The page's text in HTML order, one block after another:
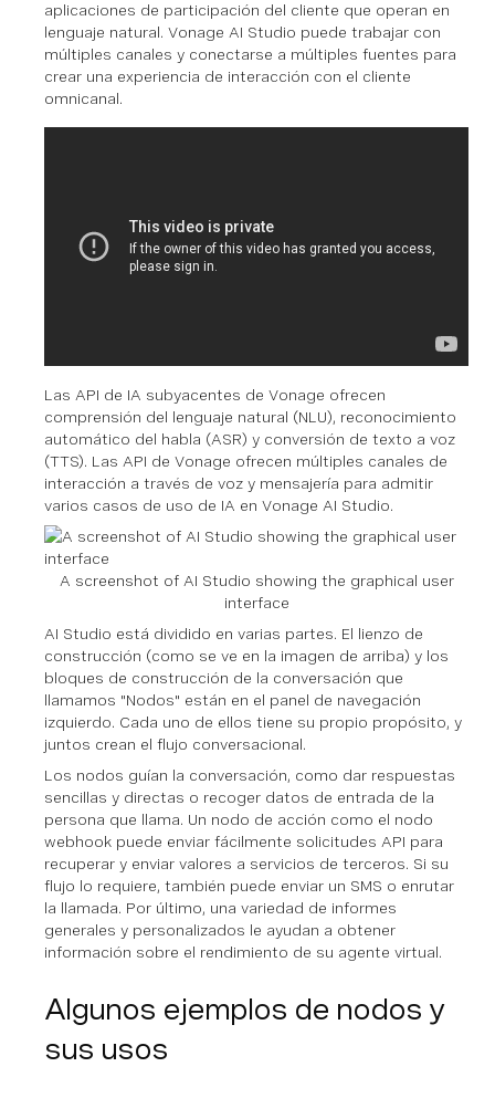
aplicaciones de participación del cliente que operan en
lenguaje natural. Vonage AI Studio puede trabajar con
múltiples canales y conectarse a múltiples fuentes para
crear una experiencia de interacción con el cliente
omnicanal.
Las API de IA subyacentes de Vonage ofrecen
comprensión del lenguaje natural (NLU), reconocimiento
automático del habla (ASR) y conversión de texto a voz
(TTS). Las API de Vonage ofrecen múltiples canales de
interacción a través de voz y mensajería para admitir
varios casos de uso de IA en Vonage AI Studio.
A screenshot of AI Studio showing the graphical user
interface
AI Studio está dividido en varias partes. El lienzo de
construcción (como se ve en la imagen de arriba) y los
bloques de construcción de la conversación que
llamamos "Nodos" están en el panel de navegación
izquierdo. Cada uno de ellos tiene su propio propósito, y
juntos crean el flujo conversacional.
Los nodos guían la conversación, como dar respuestas
sencillas y directas o recoger datos de entrada de la
persona que llama. Un nodo de acción como el nodo
webhook puede enviar fácilmente solicitudes API para
recuperar y enviar valores a servicios de terceros. Si su
flujo lo requiere, también puede enviar un SMS o enrutar
la llamada. Por último, una variedad de informes
generales y personalizados le ayudan a obtener
información sobre el rendimiento de su agente virtual.
Algunos ejemplos de nodos y
sus usos